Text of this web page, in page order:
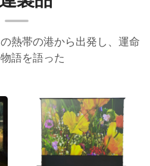
熱帯の港から出発し、運命
語を語った